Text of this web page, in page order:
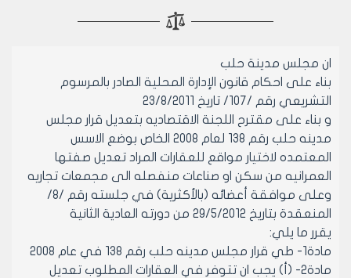
ان مجلس مدينة حلب
بناء على احكام قانون الإدارة المحلية الصادر بالمرسوم
التشريعي رقم /107/ تاريخ 23/8/2011
و بناء على مقترح اللجنة الاقتصاديه بتعديل قرار مجلس
مدينه حلب رقم 138 لعام 2008 الخاص بوضع الاسس
المعتمده لاختيار مواقع للعقارات المراد تعديل صفتها
العمرانيه من سكن او صناعات منفصله الى مجمعات تجاريه
وعلى موافقة أعضائه (بالأكثرية) في جلسته رقم /8/
المنعقدة بتاريخ 29/5/2012 من دورته العادية الثانية
يقرر ما يلي:
مادة1- طي قرار مجلس مدينه حلب رقم 138 في عام 2008
مادة2- (أ) يجب ان تتوفر في العقارات المطلوب تعديل